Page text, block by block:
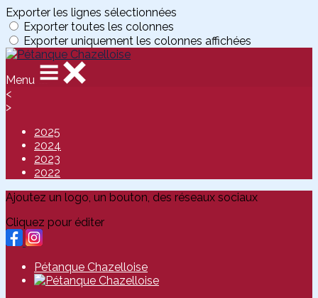
Exporter les lignes sélectionnées
Exporter toutes les colonnes
Exporter uniquement les colonnes affichées
Menu
<
>
2025
2024
2023
2022
Ajoutez un logo, un bouton, des réseaux sociaux
Cliquez pour éditer
Pétanque Chazelloise